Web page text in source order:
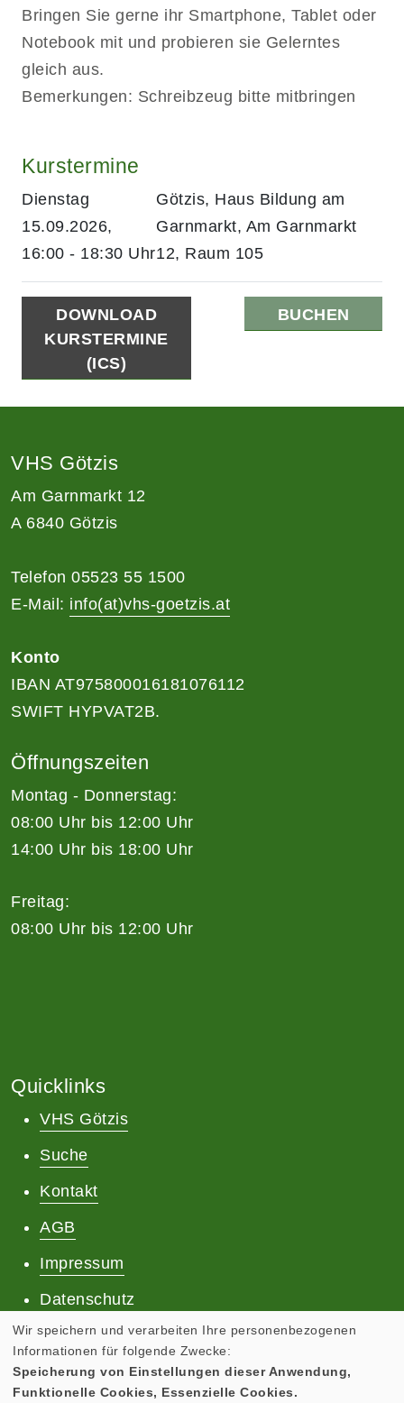
Bringen Sie gerne ihr Smartphone, Tablet oder
Notebook mit und probieren sie Gelerntes
gleich aus.
Bemerkungen: Schreibzeug bitte mitbringen
Kurstermine
Dienstag
15.09.2026,
16:00 - 18:30 Uhr
Götzis, Haus Bildung am
Garnmarkt, Am Garnmarkt
12, Raum 105
DOWNLOAD
KURSTERMINE
(ICS)
BUCHEN
VHS Götzis
Am Garnmarkt 12
A 6840 Götzis
Telefon 05523 55 1500
E-Mail: info(at)vhs-goetzis.at
Konto
IBAN AT975800016181076112
SWIFT HYPVAT2B.
Öffnungszeiten
Montag - Donnerstag:
08:00 Uhr bis 12:00 Uhr
14:00 Uhr bis 18:00 Uhr
Freitag:
08:00 Uhr bis 12:00 Uhr
Quicklinks
VHS Götzis
Suche
Kontakt
AGB
Impressum
Datenschutz
Cookie Einstellungen
Wir speichern und verarbeiten Ihre personenbezogenen
Informationen für folgende Zwecke:
Speicherung von Einstellungen dieser Anwendung,
Funktionelle Cookies, Essenzielle Cookies.